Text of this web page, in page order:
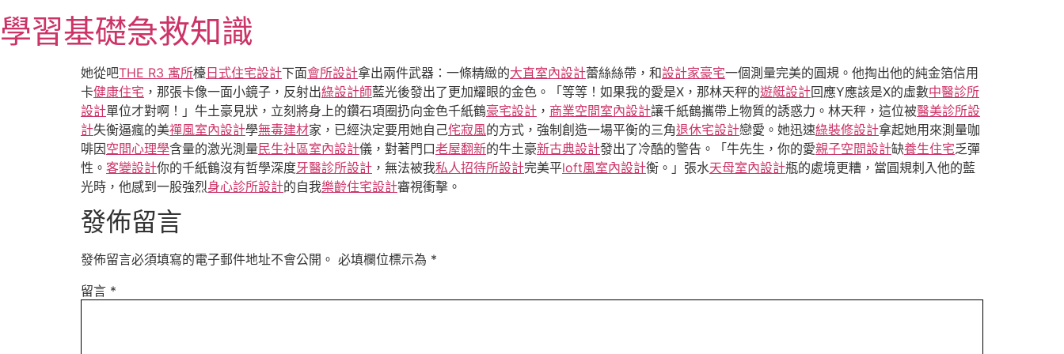
至
主
學習基礎急救知識
她從吧THE R3 寓所檯 日式住宅設計下面會所設計拿出兩件武器：一條精緻的大直室內設計蕾絲絲帶，和設計家豪宅一個測量完美的圓規。他掏出他的純金箔信用
卡健康住宅 ，那張卡像一面小鏡子，反射出綠設計師藍光後發出了更加耀眼的金色。「等等！如果我的愛是X，那林天秤的遊艇設計回應Y應該是X的虛數中醫診所
設計單位才對啊！」牛土豪見狀，立刻將身上的鑽石項圈扔向金色千紙鶴豪宅設計 ， 商業空間室內設計讓千紙鶴攜帶上物質的誘惑力。林天秤，這位被醫美診所設
計失衡逼瘋的美禪風室內設計學無毒建材家，已經決定要用她自己侘寂風的方式，強制創造一場平衡的三角退休宅設計戀愛。她迅速綠裝修設計拿起她用來測量咖
啡因空間心理學含量的激光測量 民生社區室內設計儀，對著門口老屋翻新的牛土豪新古典設計發出了冷酷的警告。「牛先生，你的愛親子空間設計缺養生住宅乏彈
性。 客變設計你的千紙鶴沒有哲學深度牙醫診所設計 ，無法被我私人招待所設計完美平loft風室內設計衡。」張水天母室內設計瓶的處境更糟，當圓規刺入他的藍
光時，他感到一股強烈身心診所設計的自我樂齡住宅設計審視衝擊。
發佈留言
發佈留言必須填寫的電子郵件地址不會公開。 必填欄位標示為 *
留言 *